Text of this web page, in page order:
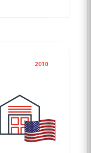
2010